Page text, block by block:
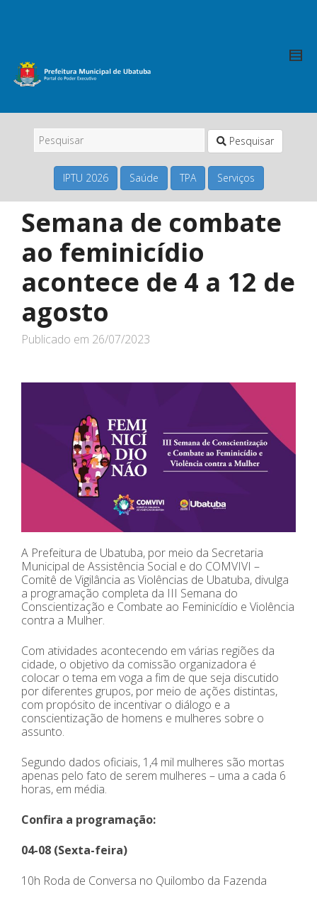
Pesquisar
IPTU 2026 Saúde TPA Serviços
Semana de combate
ao feminicídio
acontece de 4 a 12 de
agosto
Publicado em 26/07/2023
A Prefeitura de Ubatuba, por meio da Secretaria
Municipal de Assistência Social e do COMVIVI –
Comitê de Vigilância as Violências de Ubatuba, divulga
a programação completa da III Semana do
Conscientização e Combate ao Feminicídio e Violência
contra a Mulher.
Com atividades acontecendo em várias regiões da
cidade, o objetivo da comissão organizadora é
colocar o tema em voga a fim de que seja discutido
por diferentes grupos, por meio de ações distintas,
com propósito de incentivar o diálogo e a
conscientização de homens e mulheres sobre o
assunto.
Segundo dados oficiais, 1,4 mil mulheres são mortas
apenas pelo fato de serem mulheres – uma a cada 6
horas, em média.
Confira a programação:
04-08 (Sexta-feira)
10h Roda de Conversa no Quilombo da Fazenda